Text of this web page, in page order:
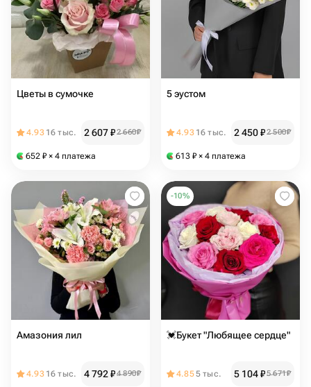
Цветы в сумочке
4.93 16 тыс. 2 607₽2 660₽
652 ₽ × 4 платежа
5 эустом
4.93 16 тыс. 2 450₽2 500₽
613 ₽ × 4 платежа
Амазония лил
4.93 16 тыс. 4 792₽4 890₽
-10%
💓Букет "Любящее сердце"
4.855 тыс. 5 104₽5 671₽